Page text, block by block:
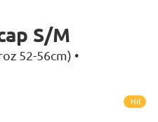
S/M
52-56cm) •
Hit